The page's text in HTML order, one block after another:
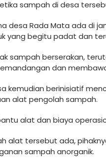
sampah di desa
desa Rada Mata ada di
yang begitu padat dan
sampah berserakan,
dan
kemudian berinisiatif
alat pengolah sampah.
alat dan biaya
alat tersebut ada,
sampah anorganik.